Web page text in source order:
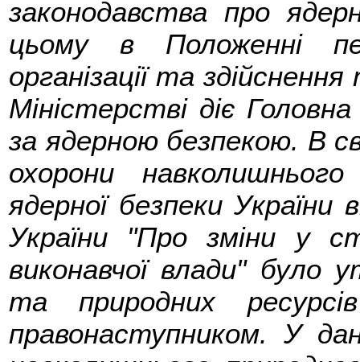
законодавства про
цьому в Положенні
організації та
Міністерстві діє
за ядерною безпекою. В
охорони
ядерної безпеки України
України "Про зміни у
виконавчої влади" було
та природних
правонаступником. У